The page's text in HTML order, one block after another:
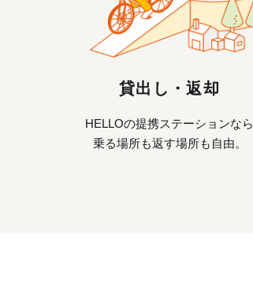
貸出し・返却
HELLOの提携ステーションなら
乗る場所も返す場所も自由。